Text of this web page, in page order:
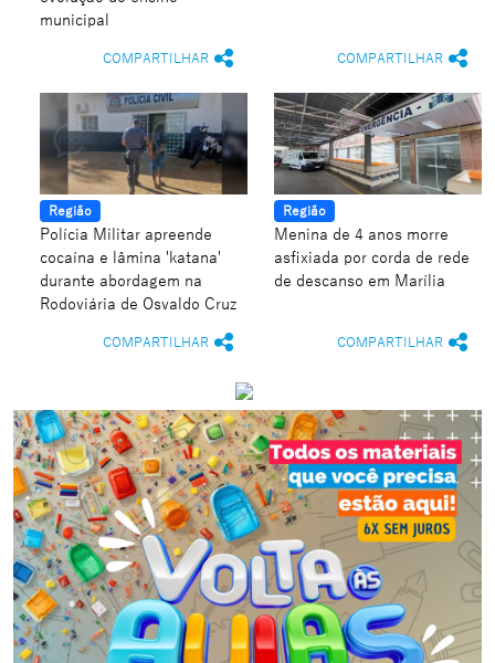
municipal
COMPARTILHAR COMPARTILHAR
Região
Polícia Militar apreende
cocaína e lâmina 'katana'
durante abordagem na
Rodoviária de Osvaldo Cruz
COMPARTILHAR
Região
Menina de 4 anos morre
asfixiada por corda de rede
de descanso em Marília
COMPARTILHAR